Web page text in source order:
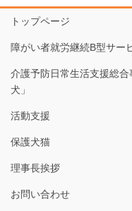
トップページ
障がい者就労継続B型サー
介護予防日常生活支援総
犬」
活動支援
保護犬猫
理事長挨拶
お問い合わせ